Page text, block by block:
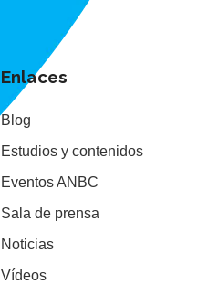
Enlaces
Blog
Estudios y contenidos
Eventos ANBC
Sala de prensa
Noticias
Vídeos